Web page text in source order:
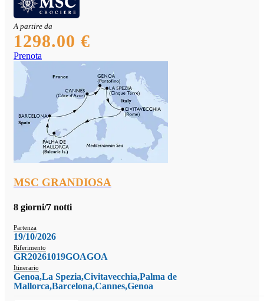
A partire da
1298.00 €
Prenota
MSC GRANDIOSA
8 giorni/7 notti
Partenza
19/10/2026
Riferimento
GR20261019GOAGOA
Itinerario
Genoa,La Spezia,Civitavecchia,Palma de
Mallorca,Barcelona,Cannes,Genoa